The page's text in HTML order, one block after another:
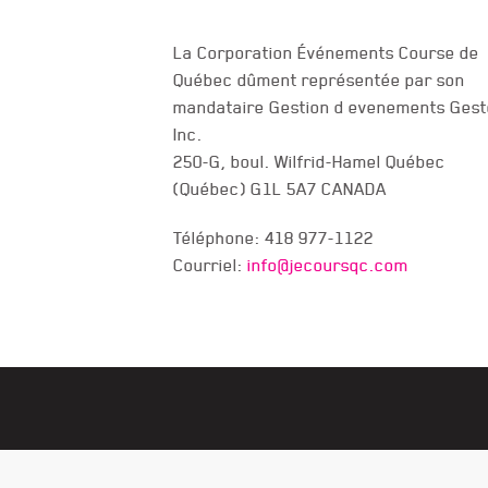
La Corporation Événements Course de
Québec dûment représentée par son
mandataire Gestion d evenements
Inc.
250-G, boul. Wilfrid-Hamel Québec
(Québec) G1L 5A7 CANADA
Téléphone: 418 977-1122
Courriel: info@jecoursqc.com